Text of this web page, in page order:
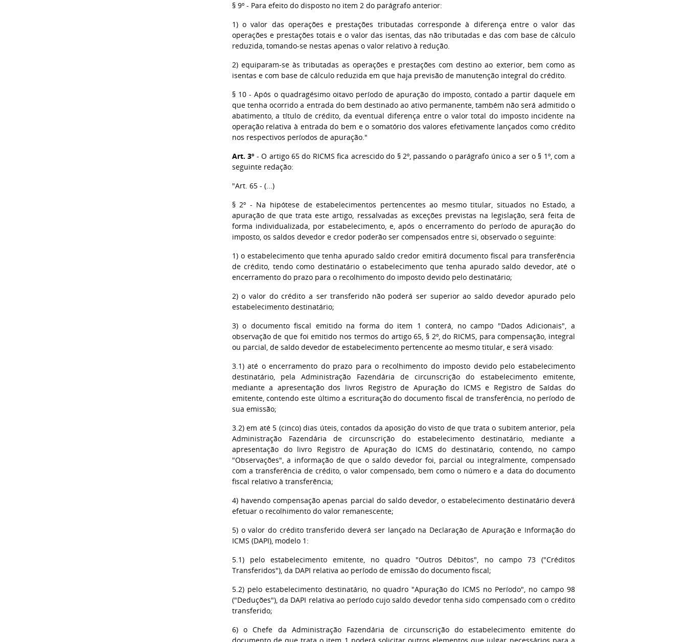
§ 9º - Para efeito do disposto no item 2 do parágrafo anterior:
1) o valor das operações e prestações tributadas corresponde à diferença entre o valor das
operações e prestações totais e o valor das isentas, das não tributadas e das com base de cálculo
reduzida, tomando-se nestas apenas o valor relativo à redução.
2) equiparam-se às tributadas as operações e prestações com destino ao exterior, bem como as
isentas e com base de cálculo reduzida em que haja previsão de manutenção integral do crédito.
§ 10 - Após o quadragésimo oitavo período de apuração do imposto, contado a partir daquele em
que tenha ocorrido a entrada do bem destinado ao ativo permanente, também não será admitido o
abatimento, a título de crédito, da eventual diferença entre o valor total do imposto incidente na
operação relativa à entrada do bem e o somatório dos valores efetivamente lançados como crédito
nos respectivos períodos de apuração."
Art. 3º - O artigo 65 do RICMS fica acrescido do § 2º, passando o parágrafo único a ser o § 1º, com a
seguinte redação:
"Art. 65 - (...)
§ 2º - Na hipótese de estabelecimentos pertencentes ao mesmo titular, situados no Estado, a
apuração de que trata este artigo, ressalvadas as exceções previstas na legislação, será feita de
forma individualizada, por estabelecimento, e, após o encerramento do período de apuração do
imposto, os saldos devedor e credor poderão ser compensados entre si, observado o seguinte:
1) o estabelecimento que tenha apurado saldo credor emitirá documento fiscal para transferência
de crédito, tendo como destinatário o estabelecimento que tenha apurado saldo devedor, até o
encerramento do prazo para o recolhimento do imposto devido pelo destinatário;
2) o valor do crédito a ser transferido não poderá ser superior ao saldo devedor apurado pelo
estabelecimento destinatário;
3) o documento fiscal emitido na forma do item 1 conterá, no campo "Dados Adicionais", a
observação de que foi emitido nos termos do artigo 65, § 2º, do RICMS, para compensação, integral
ou parcial, de saldo devedor de estabelecimento pertencente ao mesmo titular, e será visado:
3.1) até o encerramento do prazo para o recolhimento do imposto devido pelo estabelecimento
destinatário, pela Administração Fazendária de circunscrição do estabelecimento emitente,
mediante a apresentação dos livros Registro de Apuração do ICMS e Registro de Saídas do
emitente, contendo este último a escrituração do documento fiscal de transferência, no período de
sua emissão;
3.2) em até 5 (cinco) dias úteis, contados da aposição do visto de que trata o subitem anterior, pela
Administração Fazendária de circunscrição do estabelecimento destinatário, mediante a
apresentação do livro Registro de Apuração do ICMS do destinatário, contendo, no campo
"Observações", a informação de que o saldo devedor foi, parcial ou integralmente, compensado
com a transferência de crédito, o valor compensado, bem como o número e a data do documento
fiscal relativo à transferência;
4) havendo compensação apenas parcial do saldo devedor, o estabelecimento destinatário deverá
efetuar o recolhimento do valor remanescente;
5) o valor do crédito transferido deverá ser lançado na Declaração de Apuração e Informação do
ICMS (DAPI), modelo 1:
5.1) pelo estabelecimento emitente, no quadro "Outros Débitos", no campo 73 ("Créditos
Transferidos"), da DAPI relativa ao período de emissão do documento fiscal;
5.2) pelo estabelecimento destinatário, no quadro "Apuração do ICMS no Período", no campo 98
("Deduções"), da DAPI relativa ao período cujo saldo devedor tenha sido compensado com o crédito
transferido;
6) o Chefe da Administração Fazendária de circunscrição do estabelecimento emitente do